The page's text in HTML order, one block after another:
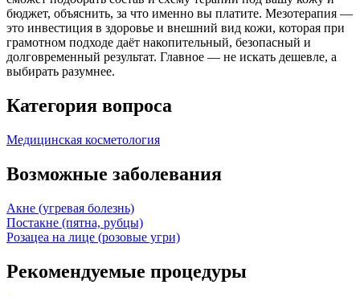
бюджет, объяснить, за что именно вы платите. Мезотерапия —
это инвестиция в здоровье и внешний вид кожи, которая при
грамотном подходе даёт накопительный, безопасный и
долговременный результат. Главное — не искать дешевле, а
выбирать разумнее.
Категория вопроса
Медицинская косметология
Возможные заболевания
Акне (угревая болезнь)
Постакне (пятна, рубцы)
Розацеа на лице (розовые угри)
Рекомендуемые процедуры